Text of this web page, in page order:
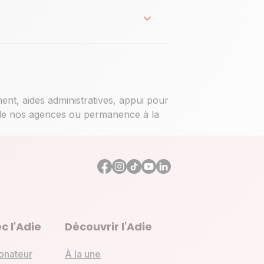
aides administratives, appui pour
nos agences ou permanence à la
l'Adie Découvrir l'Adie
À la une